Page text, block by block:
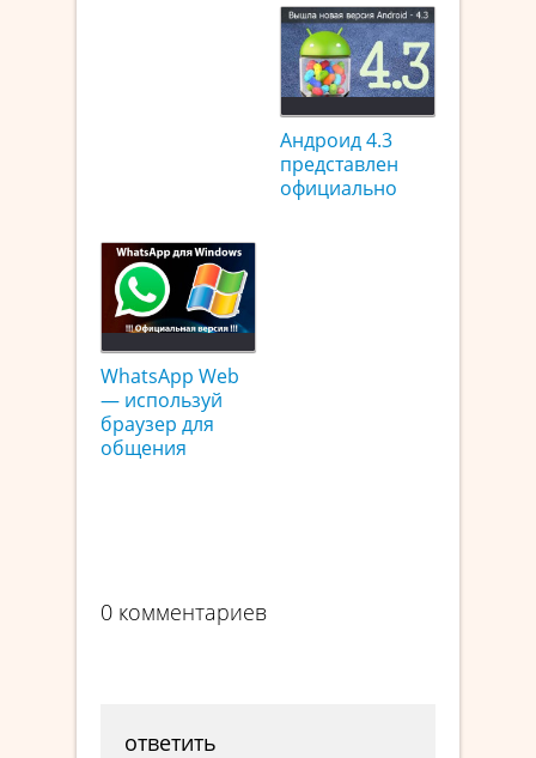
Андроид 4.3
представлен
официально
WhatsApp Web
— используй
браузер для
общения
0 комментариев
ответить